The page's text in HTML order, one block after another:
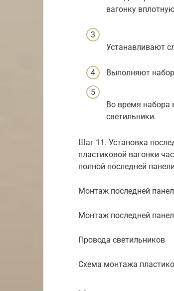
вагонку
Устанавливают
Выполняют
Во время набора
светильники.
Шаг 11. Установка
пластиковой вагонки
полной последней
Монтаж последней
Монтаж последней
Провода светильников
Схема монтажа